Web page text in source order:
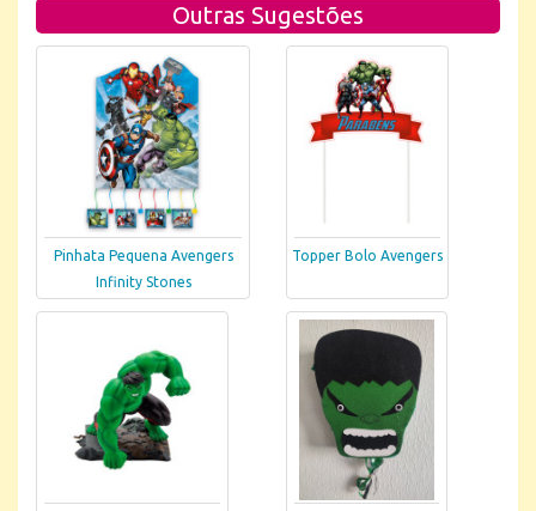
Outras Sugestões
Pinhata Pequena Avengers
Infinity Stones
Topper Bolo Avengers